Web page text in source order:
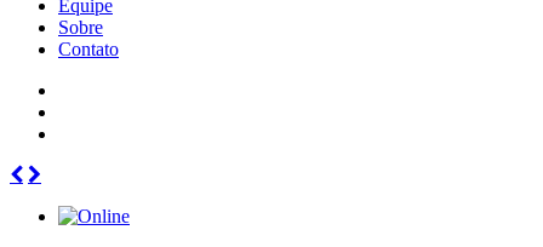
Equipe
Sobre
Contato